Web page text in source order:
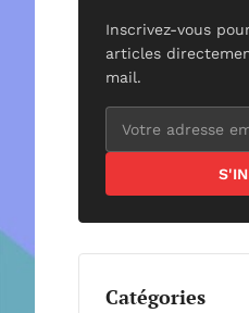
Inscrivez-vous
articles
mail.
Catégories